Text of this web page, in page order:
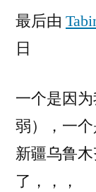
最后由
日
一个是因
弱），一
新疆乌鲁
了，，，